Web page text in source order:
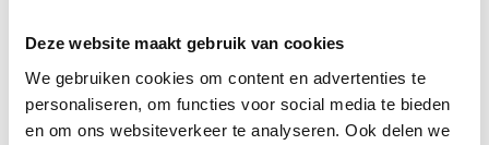
Deze website maakt gebruik van cookies
We gebruiken cookies om content en advertenties te
personaliseren, om functies voor social media te bieden
en om ons websiteverkeer te analyseren. Ook delen we
Deel dit stuk